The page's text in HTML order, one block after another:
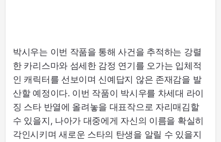
박시우는 이번 작품을 통해 사건을 추적하는 강렬
한 카리스마와 섬세한 감정 연기를 오가는 입체적
인 캐릭터를 선보이며 신예답지 않은 존재감을 발
산할 예정이다. 이번 작품이 박시우를 차세대 라이
징 스타 반열에 올려놓을 대표작으로 자리매김할
수 있을지, 나아가 대중에게 자신의 이름을 확실히
각인시키며 새로운 스타의 탄생을 알릴 수 있을지